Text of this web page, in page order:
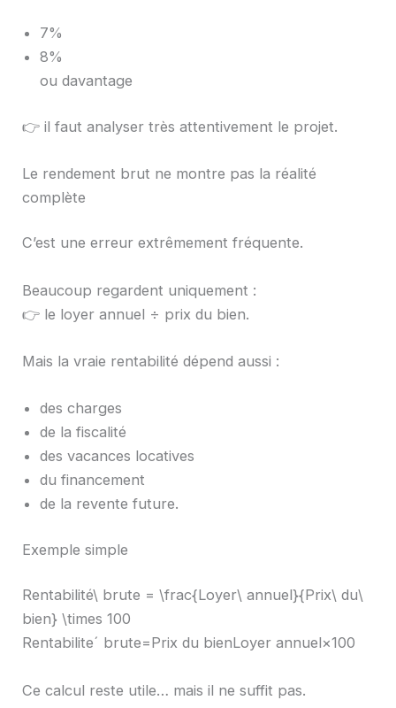
7%
8%
ou davantage
👉 il faut analyser très attentivement le projet.
Le rendement brut ne montre pas la réalité
complète
C’est une erreur extrêmement fréquente.
Beaucoup regardent uniquement :
👉 le loyer annuel ÷ prix du bien.
Mais la vraie rentabilité dépend aussi :
des charges
de la fiscalité
des vacances locatives
du financement
de la revente future.
Exemple simple
Rentabilité\ brute = \frac{Loyer\ annuel}{Prix\ du\
bien} \times 100
Rentabiliteˊ brute=Prix du bienLoyer annuel​×100
Ce calcul reste utile… mais il ne suffit pas.